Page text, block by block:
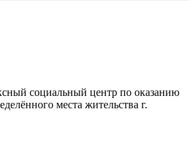
социальный центр по оказанию
места жительства г.